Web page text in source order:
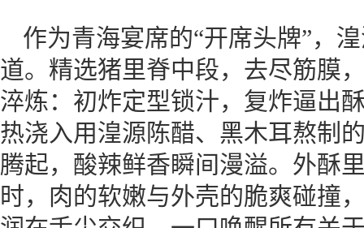
作为青海宴席的“开席头牌”，
道。精选猪里脊中段，去尽筋膜
淬炼：初炸定型锁汁，复炸逼出
热浇入用湟源陈醋、黑木耳熬制
腾起，酸辣鲜香瞬间漫溢。外酥
时，肉的软嫩与外壳的脆爽碰撞